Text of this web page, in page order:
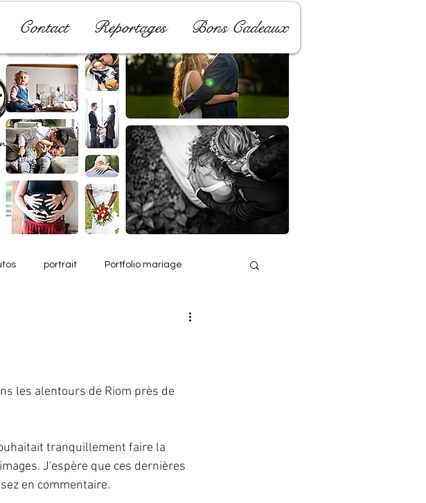
Contact Reportages Bons Cadeaux
portrait Portfolio mariage
les alentours de Riom près de
tranquillement faire la
J'espère que ces dernières
en commentaire.